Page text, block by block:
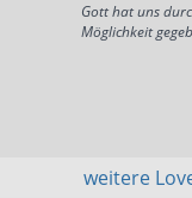
Gott hat uns
Möglichkeit
weitere